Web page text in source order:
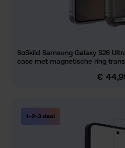
SoSkild Samsung Galaxy S26
case met magnetische ring
Normale
€
1-2-3 deal